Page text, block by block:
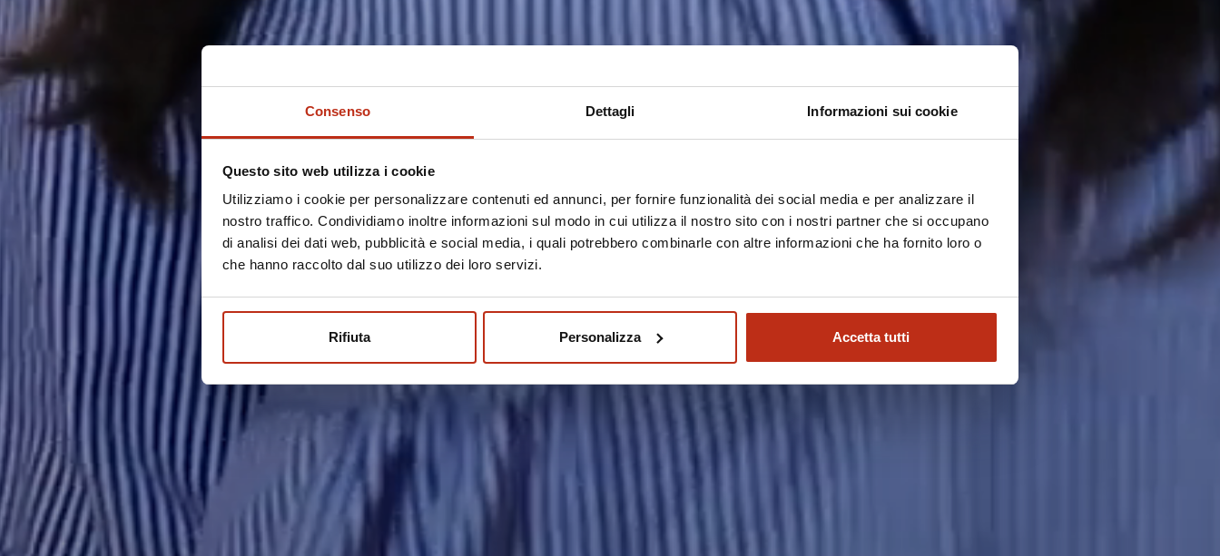
Consenso Dettagli Informazioni sui cookie
Questo sito web utilizza i cookie
Utilizziamo i cookie per personalizzare contenuti ed annunci, per fornire funzionalità dei social media e per analizzare il
nostro traffico. Condividiamo inoltre informazioni sul modo in cui utilizza il nostro sito con i nostri partner che si occupano
di analisi dei dati web, pubblicità e social media, i quali potrebbero combinarle con altre informazioni che ha fornito loro o
che hanno raccolto dal suo utilizzo dei loro servizi.
Rifiuta Personalizza Accetta tutti